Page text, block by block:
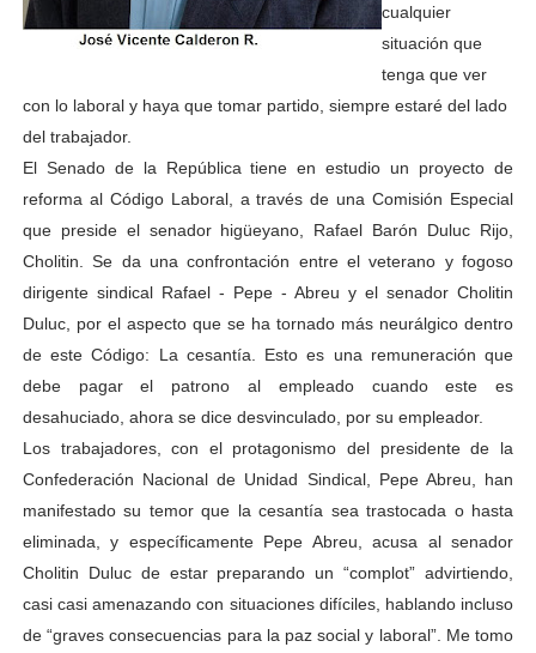
cualquier
situación que
tenga que ver
con lo laboral y haya que tomar partido, siempre estaré del lado
del trabajador.
El Senado de la República tiene en estudio un proyecto de
reforma al Código Laboral, a través de una Comisión Especial
que preside el senador higüeyano, Rafael Barón Duluc Rijo,
Cholitin. Se da una confrontación entre el veterano y fogoso
dirigente sindical Rafael - Pepe - Abreu y el senador Cholitin
Duluc, por el aspecto que se ha tornado más neurálgico dentro
de este Código: La cesantía. Esto es una remuneración que
debe pagar el patrono al empleado cuando este es
desahuciado, ahora se dice desvinculado, por su empleador.
Los trabajadores, con el protagonismo del presidente de la
Confederación Nacional de Unidad Sindical, Pepe Abreu, han
manifestado su temor que la cesantía sea trastocada o hasta
eliminada, y específicamente Pepe Abreu, acusa al senador
Cholitin Duluc de estar preparando un “complot” advirtiendo,
casi casi amenazando con situaciones difíciles, hablando incluso
de “graves consecuencias para la paz social y laboral”. Me tomo